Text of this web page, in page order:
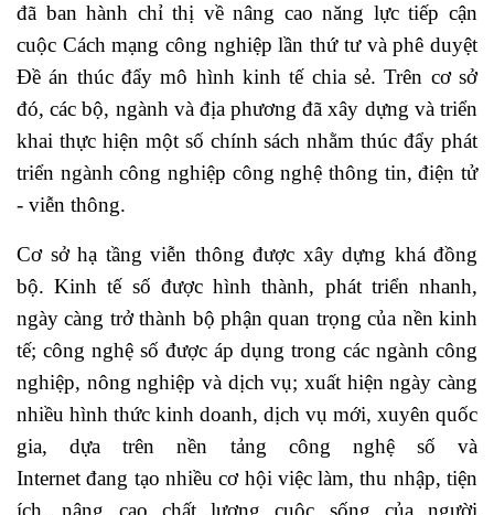
đã ban hành chỉ thị về nâng cao năng lực tiếp cận
cuộc Cách mạng công nghiệp lần thứ tư và phê duyệt
Đề án thúc đẩy mô hình kinh tế chia sẻ. Trên cơ sở
đó, các bộ, ngành và địa phương đã xây dựng và triển
khai thực hiện một số chính sách nhằm thúc đẩy phát
triển ngành công nghiệp công nghệ thông tin, điện tử
- viễn thông.
Cơ sở hạ tầng viễn thông được xây dựng khá đồng
bộ. Kinh tế số được hình thành, phát triển nhanh,
ngày càng trở thành bộ phận quan trọng của nền kinh
tế; công nghệ số được áp dụng trong các ngành công
nghiệp, nông nghiệp và dịch vụ; xuất hiện ngày càng
nhiều hình thức kinh doanh, dịch vụ mới, xuyên quốc
gia, dựa trên nền tảng công nghệ số và
Internet đang tạo nhiều cơ hội việc làm, thu nhập, tiện
ích, nâng cao chất lượng cuộc sống của người